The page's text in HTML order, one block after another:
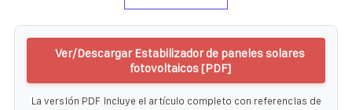
Ver/Descargar Estabilizador de paneles solares
fotovoltaicos [PDF]
La versión PDF incluye el artículo completo con referencias de